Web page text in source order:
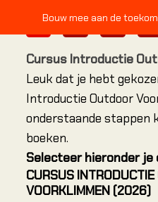
Bouw mee aan de
2 3 4
Cursus Introductie
Leuk dat je hebt
Introductie Outdoor
onderstaande stappen
boeken.
Selecteer hieronder je
CURSUS
VOORKLIMMEN (2026)